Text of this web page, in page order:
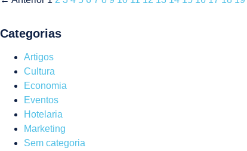
Categorias
Artigos
Cultura
Economia
Eventos
Hotelaria
Marketing
Sem categoria